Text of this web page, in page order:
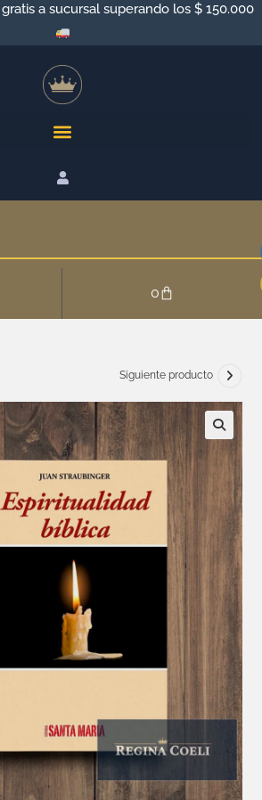
a todo el país por Andreani y Correo
Argentino
0
Siguiente producto